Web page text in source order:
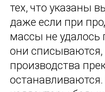
тех, что указаны
даже если при
массы не удалось
они
производства